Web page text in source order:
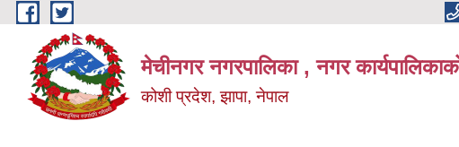
Skip to main content
मेचीनगर नगरपालिका , नगर
कोशी प्रदेश, झापा, नेपाल